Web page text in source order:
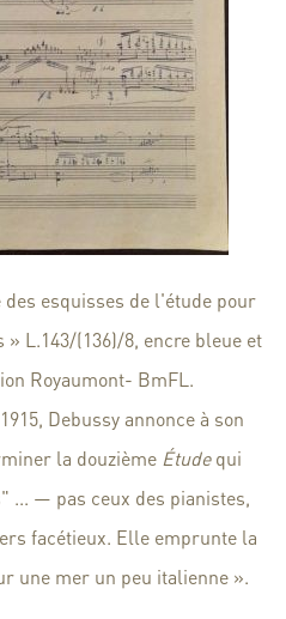
esquisses de l'étude pour
L.143/(136)/8, encre bleue et
Royaumont- BmFL.
Debussy annonce à son
la douzième Étudequi
... — pas ceux des pianistes,
facétieux. Elle emprunte la
une mer un peu italienne ».